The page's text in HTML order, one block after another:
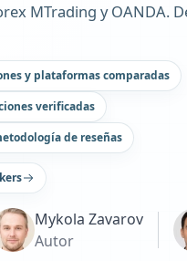
MTrading y OANDA.
y plataformas comparadas
verificadas
de reseñas
Mykola Zavarov
Autor